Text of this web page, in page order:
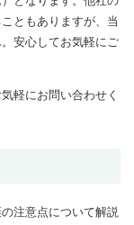
ともありますが、当
安心してお気軽にご
軽にお問い合わせく
注意点について解説